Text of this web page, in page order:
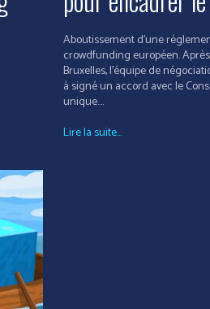
Aboutissement d'une
crowdfunding européen.
Bruxelles, l'équipe de
à signé un accord avec le
unique....
Lire la suite...